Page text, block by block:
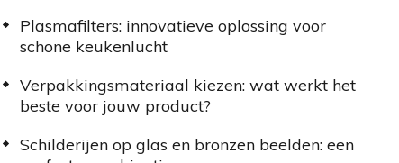
Plasmafilters: innovatieve oplossing voor
schone keukenlucht
Verpakkingsmateriaal kiezen: wat werkt het
beste voor jouw product?
Schilderijen op glas en bronzen beelden: een